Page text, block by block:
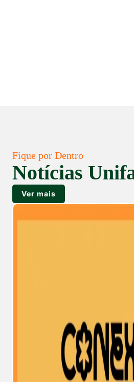
Fique por Dentro
Notícias
Ver mais